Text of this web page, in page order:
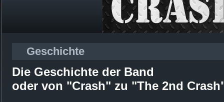
Geschichte
Die Geschichte der Band
oder von "Crash" zu "The 2nd